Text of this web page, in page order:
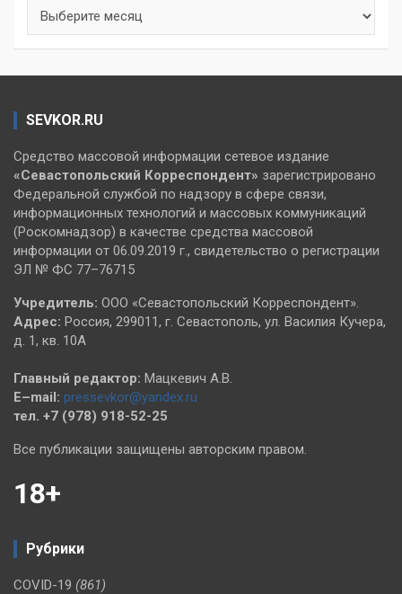
SEVKOR.RU
Средство массовой информации сетевое издание
«Севастопольский Корреспондент» зарегистрировано
Федеральной службой по надзору в сфере связи,
информационных технологий и массовых коммуникаций
(Роскомнадзор) в качестве средства массовой
информации от 06.09.2019 г., свидетельство о регистрации
ЭЛ № ФС 77–76715
Учредитель: ООО «Севастопольский Корреспондент».
Адрес: Россия, 299011, г. Севастополь, ул. Василия Кучера,
д. 1, кв. 10А
Главный редактор: Мацкевич А.В.
E–mail: pressevkor@yandex.ru
тел. +7 (978) 918-52-25
Все публикации защищены авторским правом.
18+
Рубрики
COVID-19 (861)